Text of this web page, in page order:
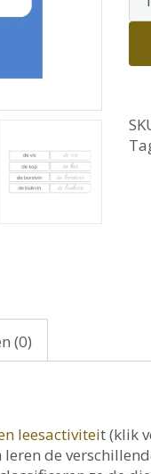
en
De
(0)
leesactiviteit (klik
de